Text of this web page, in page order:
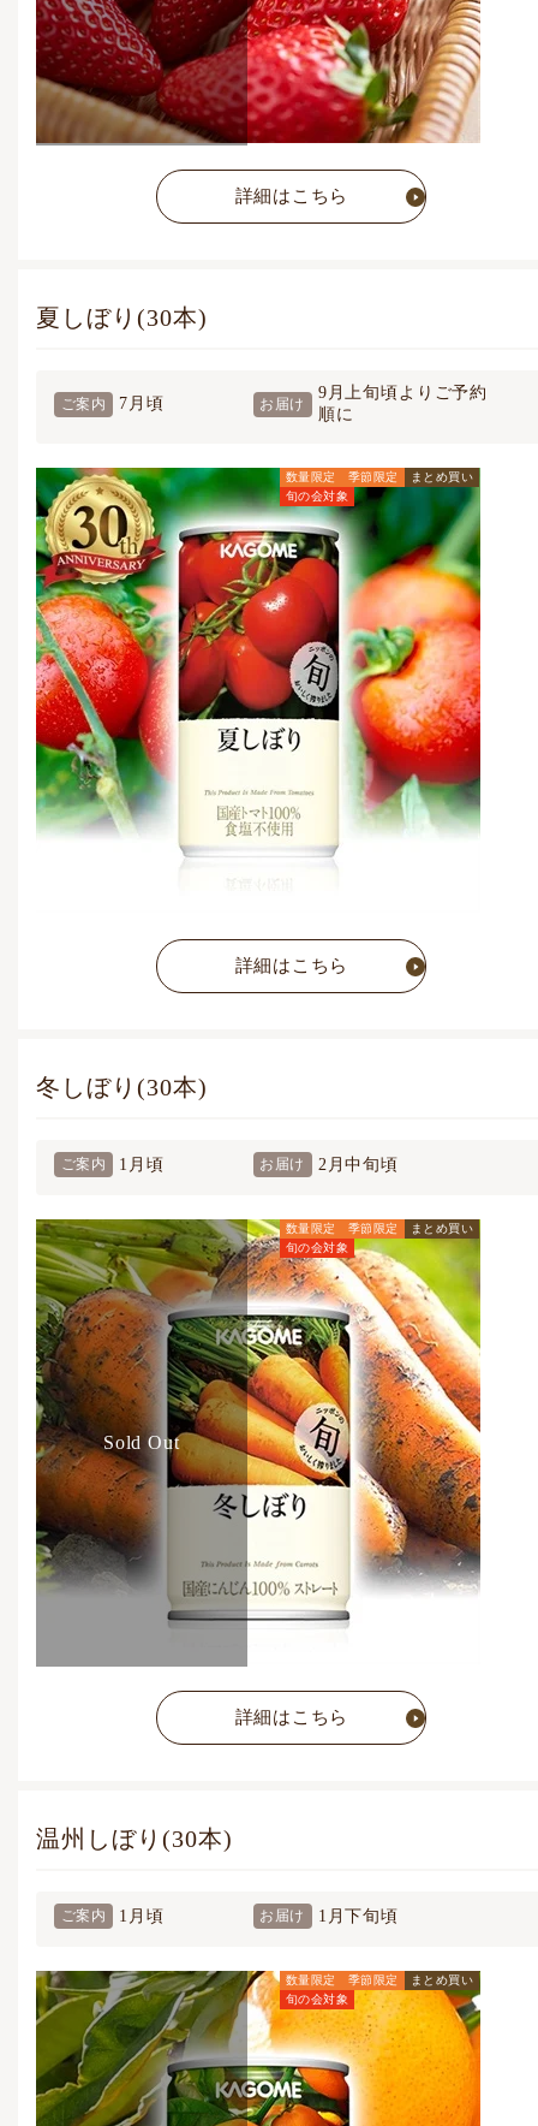
詳細はこちら
夏しぼり(30本)
ご案内 7月頃 お届け
9月上旬頃よりご予約
順に
数量限定 季節限定
まとめ買い
旬の会対象
旬の会価格
4,860 円 (税込)
通常価格
5,400 円 (税込)
詳細はこちら
冬しぼり(30本)
ご案内 1月頃 お届け 2月中旬頃
Sold Out
数量限定 季節限定
まとめ買い
旬の会対象
旬の会価格
4,860 円 (税込)
通常価格
5,400 円 (税込)
詳細はこちら
温州しぼり(30本)
ご案内 1月頃 お届け 1月下旬頃
数量限定 季節限定
まとめ買い
旬の会対象
旬の会価格
4,860 円
(税込)
通常価格